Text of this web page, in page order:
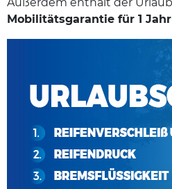
Mobilitätsgarantie für 1 Jahr